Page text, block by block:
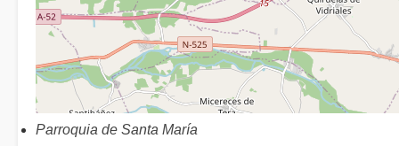
Parroquia de Santa María